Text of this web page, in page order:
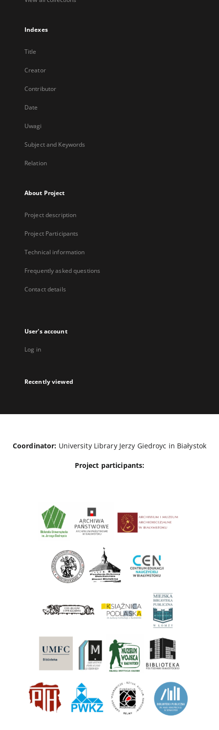
Indexes
Title
Creator
Contributor
Date
Uwagi
Subject and Keywords
Relation
About Project
Project description
Project Participants
Technical information
Frequently asked questions
Contact details
User's account
Log in
Recently viewed
Coordinator: University Library Jerzy Giedroyc in Białystok
Project participants: